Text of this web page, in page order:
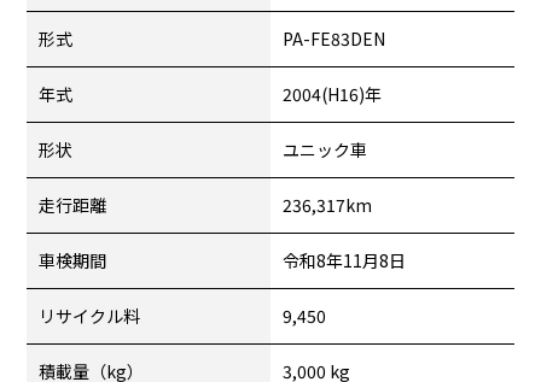
形式 PA-FE83DEN
年式 2004(H16)年
形状 ユニック車
走行距離 236,317km
車検期間 令和8年11月8日
リサイクル料 9,450
積載量（kg） 3,000 kg